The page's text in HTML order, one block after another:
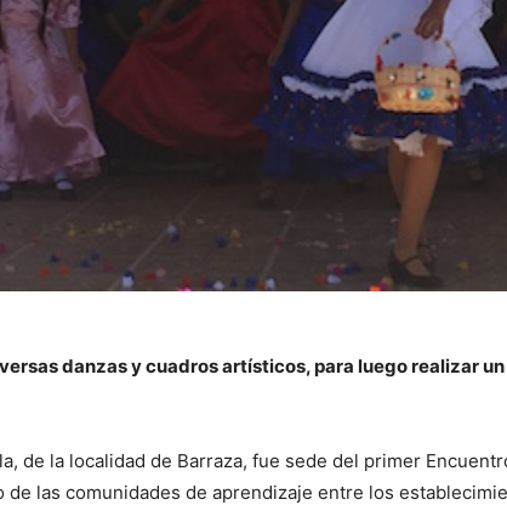
danzas y cuadros artísticos, para luego realizar
de la localidad de Barraza, fue sede del primer
de las comunidades de aprendizaje entre los